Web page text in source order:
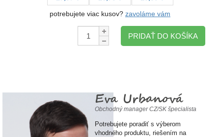
potrebujete viac kusov? zavoláme vám
Množstvo:
PRIDAŤ DO KOŠÍKA
Eva Urbanová
Obchodný manager CZ/SK špecialista
Potrebujete poradiť s výberom
vhodného produktu, riešením na